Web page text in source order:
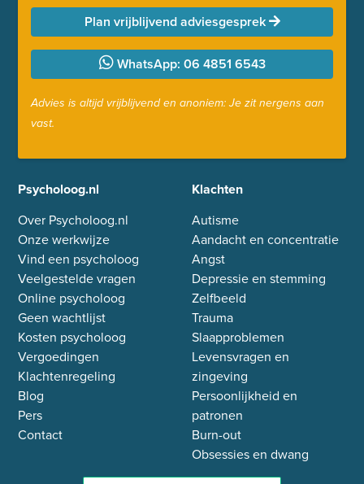
Plan vrijblijvend adviesgesprek
WhatsApp: 06 4851 6543
Advies is altijd vrijblijvend en anoniem: Je zit nergens aan
vast.
Psycholoog.nl
Over Psycholoog.nl
Onze werkwijze
Vind een psycholoog
Veelgestelde vragen
Online psycholoog
Geen wachtlijst
Kosten psycholoog
Vergoedingen
Klachtenregeling
Blog
Pers
Contact
Klachten
Autisme
Aandacht en concentratie
Angst
Depressie en stemming
Zelfbeeld
Trauma
Slaapproblemen
Levensvragen en
zingeving
Persoonlijkheid en
patronen
Burn-out
Obsessies en dwang